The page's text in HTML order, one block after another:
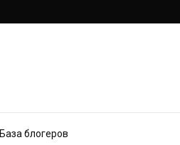
База блогеров